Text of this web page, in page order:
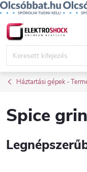
Ugrás
Háztartási gépek -
Spice